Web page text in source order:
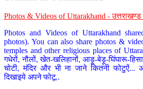
Photos & Videos of Uttarakhand - उत्तराखण्ड
Photos and Videos of Uttarakhand
photos). You can also share photos &
temples and other religious places of
गधेरों, नौलों, खेत-खलिहानों, आड़ू-बेड़ू-घिंघारू-
चोटी, मंदिर और भी ना जाने कितनी
दिखाइये अपने फोटू..